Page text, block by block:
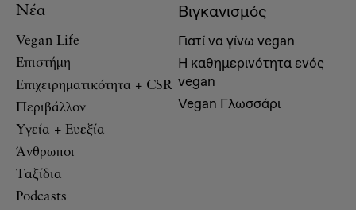
Νέα
Vegan Life
Επιστήμη
Επιχειρηματικότητα + CSR
Περιβάλλον
Υγεία + Ευεξία
Άνθρωποι
Ταξίδια
Podcasts
Βιγκανισμός
Γιατί να γίνω vegan
Η καθημερινότητα ενός
vegan
Vegan Γλωσσάρι